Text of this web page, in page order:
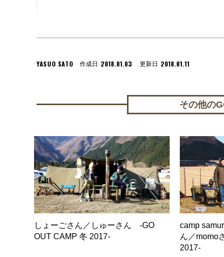
YASUO SATO 作成日 2018.01.03 更新日 2018.01.11
その他の
しょーごさん／しゅーさん -GO
OUT CAMP 冬 2017-
camp
ん／momo
2017-